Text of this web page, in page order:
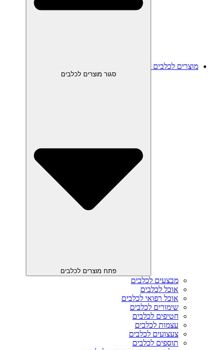
מוצרים לכלבים
סגור מוצרים לכלבים
פתח מוצרים לכלבים
מבצעים לכלבים
אוכל לכלבים
אוכל רפואי לכלבים
שימורים לכלבים
חטיפים לכלבים
עצמות לכלבים
צעצועים לכלבים
תוספים לכלבים